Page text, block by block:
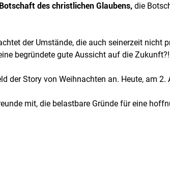
Botschaft des christlichen Glaubens, die
der Umstände, die auch seinerzeit nicht
begründete gute Aussicht auf die Zukunft?!
der Story von Weihnachten an. Heute, am 2.
mit, die belastbare Gründe für eine